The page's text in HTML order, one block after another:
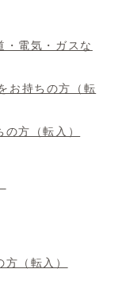
・電気・ガスな
お持ちの方（転
方（転入）
（転入）